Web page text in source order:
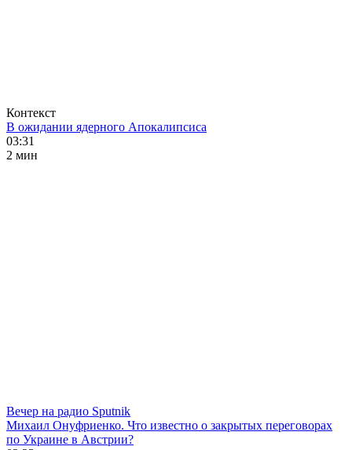
Контекст
В ожидании ядерного Апокалипсиса
03:31
2 мин
Вечер на радио Sputnik
Михаил Онуфриенко. Что известно о закрытых переговорах
по Украине в Австрии?